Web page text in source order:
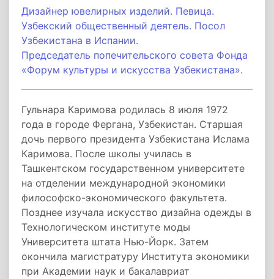
Дизайнер ювелирных изделий. Певица.
Узбекский общественный деятель. Посол
Узбекистана в Испании.
Председатель попечительского совета Фонда
«Форум культуры и искусства Узбекистана».
Гульнара Каримова родилась 8 июля 1972
года в городе Фергана, Узбекистан. Старшая
дочь первого президента Узбекистана Ислама
Каримова. После школы училась в
Ташкентском государственном университете
на отделении международной экономики
философско-экономического факультета.
Позднее изучала искусство дизайна одежды в
Технологическом институте моды
Университета штата Нью-Йорк. Затем
окончила магистратуру Института экономики
при Академии наук и бакалавриат